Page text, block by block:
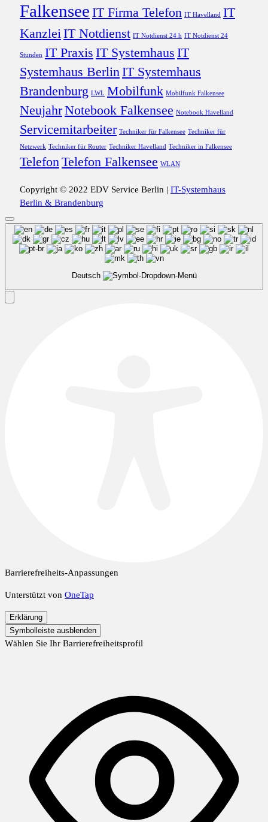
Falkensee IT Firma Telefon IT Havelland IT
Kanzlei IT Notdienst IT Notdienst 24 h IT Notdienst 24
Stunden IT Praxis IT Systemhaus IT
Systemhaus Berlin IT Systemhaus
Brandenburg LWL Mobilfunk Mobilfunk Falkensee
NeujahrNotebook Falkensee Notebook Havelland
Servicemitarbeiter Techniker für Falkensee Techniker für
Netzwerk Techniker für Router Techniker Havelland Techniker in Falkensee
Telefon Telefon Falkensee WLAN
Copyright © 2022 EDV Service Berlin | IT-Systemhaus
Berlin & Brandenburg
Deutsch
Barrierefreiheits-Anpassungen
Unterstützt von OneTap
Erklärung
Symbolleiste ausblenden
Wählen Sie Ihr Barrierefreiheitsprofil